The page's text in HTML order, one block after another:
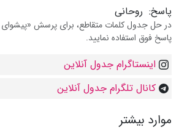
پاسخ: روحانی
در حل جدول کلمات متقاطع، برای پرسش «پیشوای
پاسخ فوق استفاده نمایید.
اینستاگرام جدول آنلاین
کانال تلگرام جدول آنلاین
موارد بیشتر